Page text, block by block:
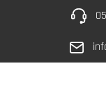
Zum Hauptinhalt